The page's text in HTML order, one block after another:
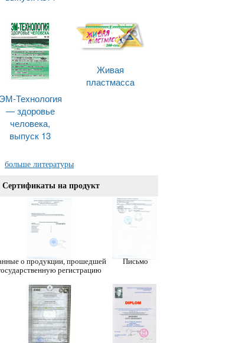
Технология
— здоровье
человека,
выпуск 13
Живая
пластмасса
больше литературы
Сертификаты на продукт
о продукции, прошедшей
регистрацию
Письмо